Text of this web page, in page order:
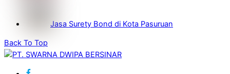
Jasa Surety Bond di Kota Pasuruan
Back To Top